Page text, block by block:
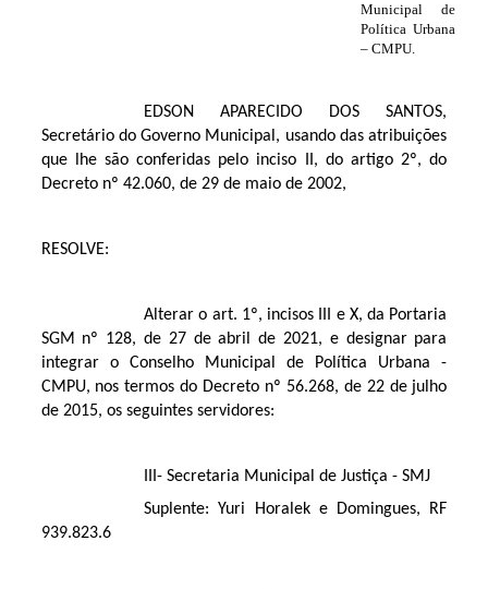
Municipal de
Política Urbana
– CMPU.
EDSON APARECIDO DOS SANTOS,
Secretário do Governo Municipal, usando das atribuições
que lhe são conferidas pelo inciso II, do artigo 2º, do
Decreto nº 42.060, de 29 de maio de 2002,
RESOLVE:
Alterar o art. 1º, incisos III e X, da Portaria
SGM nº 128, de 27 de abril de 2021, e designar para
integrar o Conselho Municipal de Política Urbana -
CMPU, nos termos do Decreto nº 56.268, de 22 de julho
de 2015, os seguintes servidores:
III- Secretaria Municipal de Justiça - SMJ
Suplente: Yuri Horalek e Domingues, RF
939.823.6